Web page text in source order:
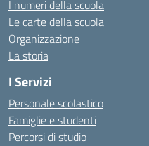
I numeri della scuola
Le carte della scuola
Organizzazione
La storia
I Servizi
Personale scolastico
Famiglie e studenti
Percorsi di studio